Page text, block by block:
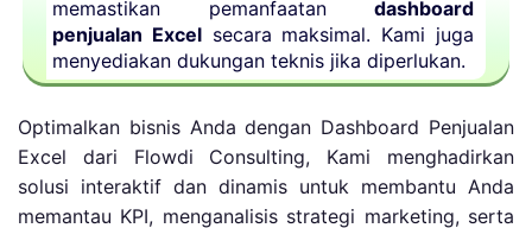
memastikan pemanfaatan dashboard
penjualan Excelsecara maksimal. Kami juga
menyediakan dukungan teknis jika diperlukan.
Optimalkan bisnis Anda dengan Dashboard Penjualan
Excel dari Flowdi Consulting, Kami menghadirkan
solusi interaktif dan dinamis untuk membantu Anda
memantau KPI, menganalisis strategi marketing, serta